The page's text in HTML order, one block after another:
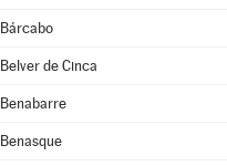
Bárcabo
Belver de Cinca
Benabarre
Benasque